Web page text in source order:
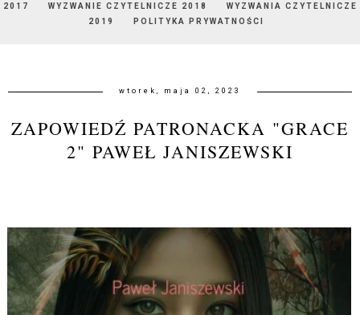
2017
WYZWANIE CZYTELNICZE 2018
WYZWANIA CZYTELNICZE
2019
POLITYKA PRYWATNOŚCI
wtorek, maja 02, 2023
ZAPOWIEDŹ PATRONACKA "GRACE
2" PAWEŁ JANISZEWSKI